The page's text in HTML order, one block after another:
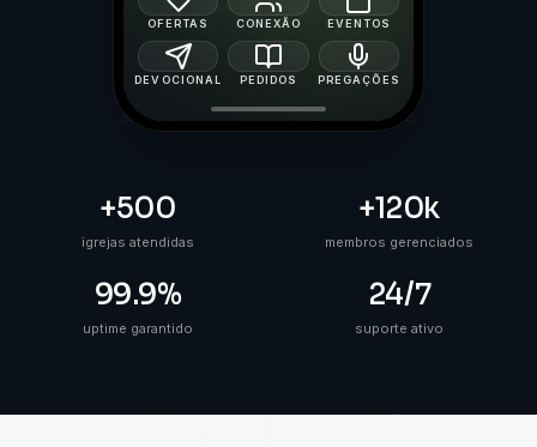
OFERTAS CONEXÃO EVENTOS
DEVOCIONAL PEDIDOS PREGAÇÕES
+500
igrejas atendidas
+120k
membros gerenciados
99.9%
uptime garantido
24/7
suporte ativo